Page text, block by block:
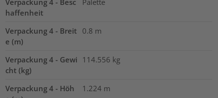
haffenheit
Verpackung 4 - Breit
e (m)
0.8 m
Verpackung 4 - Gewi
cht (kg)
114.556 kg
Verpackung 4 - Höh
1.224 m